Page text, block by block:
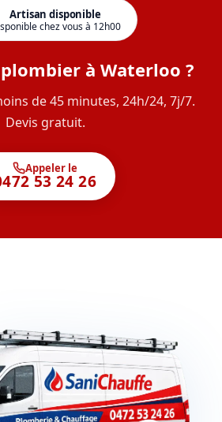
Artisan disponible
chez vous à 12h00
à Waterloo ?
de 45 minutes, 24h/24, 7j/7.
Devis gratuit.
Appeler le
53 24 26